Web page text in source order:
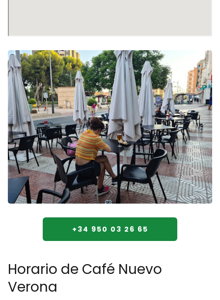
+34 950 03 26 65
Horario de Café Nuevo
Verona